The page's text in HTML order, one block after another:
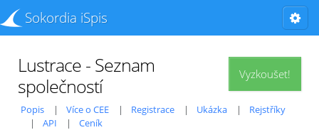
Sokordia iSpis
Vyzkoušet!
Lustrace - Seznam
společností
Popis Více o CEE Registrace Ukázka
Rejstříky
API
Ceník